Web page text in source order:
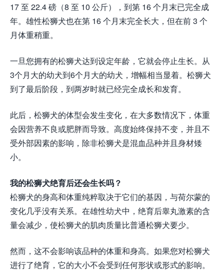
17 至 22.4 磅（8 至 10 公斤），到第 16 个月末已完全成
年。雄性松狮犬也在第 16 个月末完全长大，但在前 3 个
月体重稍重。
一旦您拥有的松狮犬达到设定年龄，它就会停止生长。从
3个月大的幼犬到6个月大的幼犬，增幅相当显着。松狮犬
到了最后阶段，到两岁时就已经完全成长和发育。
此后，松狮犬的体型会发生变化，在大多数情况下，体重
会因营养不良或肥胖而导致。高度始终保持不变，并且不
受外部因素的影响，除非松狮犬是混血品种并且身材矮
小。
我的松狮犬绝育后还会生长吗？
松狮犬的身高和体重纯粹取决于它们的基因，与荷尔蒙的
变化几乎没有关系。在雄性幼犬中，绝育后睾丸激素的含
量会减少，使松狮犬的肌肉质量比普通松狮犬要少。
然而，这不会影响该品种的体重和身高。如果您对松狮犬
进行了绝育，它的大小不会受到任何形状或形式的影响。